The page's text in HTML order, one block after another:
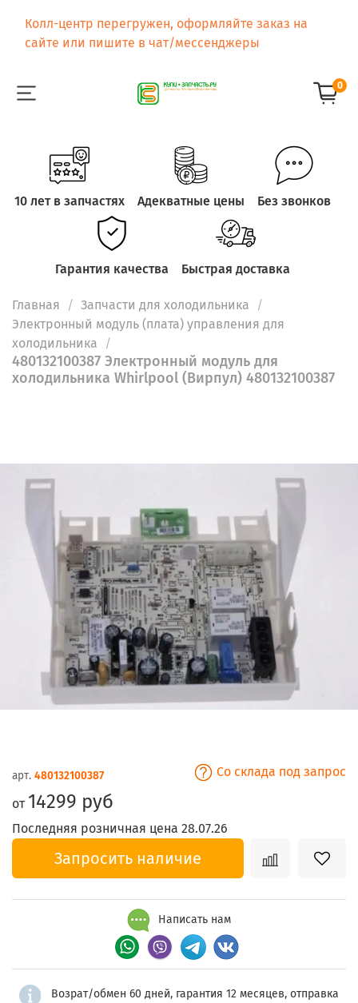
Колл-центр перегружен, оформляйте заказ на
сайте или пишите в чат/мессенджеры
0
10 лет в запчастях Адекватные цены Без звонков
Гарантия качества Быстрая доставка
Главная
Запчасти для холодильника
Электронный модуль (плата) управления для
холодильника
480132100387 Электронный модуль для
холодильника Whirlpool (Вирпул) 480132100387
арт. 480132100387 Со склада под запрос
от 14299 руб
Последняя розничная цена 28.07.26
Запросить наличие
Написать нам
Возрат/обмен 60 дней, гарантия 12 месяцев, отправка